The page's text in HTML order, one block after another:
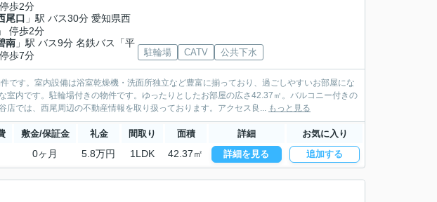
歩2分
尾口 」駅 バス30分 愛知県西
停歩2分
南 」駅 バス9分 名鉄バス「平
歩7分
駐輪場 CATV 公共下水
です。室内設備は浴室乾燥機・洗面所独立など豊富に揃っており、過ごしやすいお部屋にな
室内です。駐輪場付きの物件です。ゆったりとしたお部屋の広さ42.37㎡。バルコニー付きの
では、西尾周辺の不動産情報を取り扱っております。アクセス良... もっと見る
敷金/保証金 礼金 間取り 面積 詳細 お気に入り
0ヶ月 5.8万円 1LDK 42.37㎡ 詳細を見る 追加する